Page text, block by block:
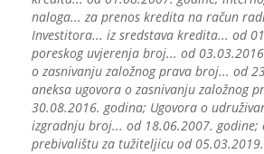
naloga... za prenos kredita na račun
Investitora... iz sredstava kredita... od
poreskog uvjerenja broj... od
o zasnivanju založnog prava broj... od
aneksa ugovora o zasnivanju založnog
30.08.2016. godina; Ugovora o
izgradnju broj... od 18.06.2007. godine;
prebivalištu za tužiteljicu od